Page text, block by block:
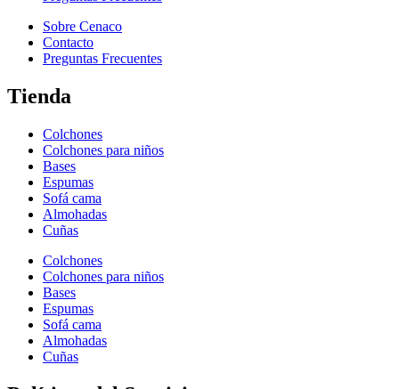
Sobre Cenaco
Contacto
Preguntas Frecuentes
Tienda
Colchones
Colchones para niños
Bases
Espumas
Sofá cama
Almohadas
Cuñas
Colchones
Colchones para niños
Bases
Espumas
Sofá cama
Almohadas
Cuñas